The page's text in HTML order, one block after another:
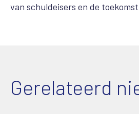
van schuldeisers en de
Gerelateerd